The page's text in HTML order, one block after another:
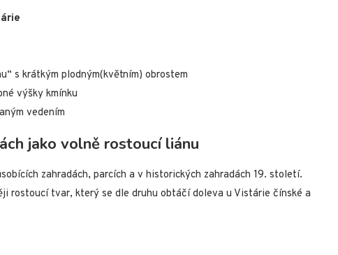
s krátkým plodným(květním) obrostem
výšky kmínku
vedením
jako volně rostoucí liánu
zahradách, parcích a v historických zahradách 19. století.
rostoucí tvar, který se dle druhu obtáčí doleva u Vistárie čínské a